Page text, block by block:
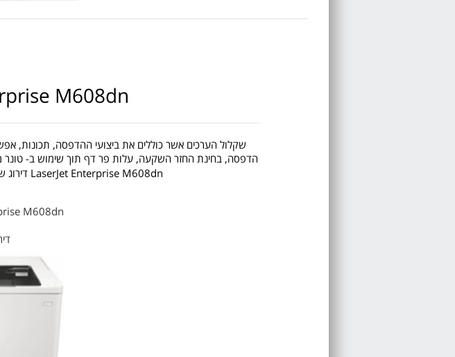
M608dn
שקלול הערכים אשר כוללים את ביצועי ההדפסה, תכונות,
הדפסה, בחינת החזר השקעה, עלות פר דף תוך שימוש ב- טונר
LaserJet Enterprise M608dn דירוג של חמישה כוכבים
M608dn